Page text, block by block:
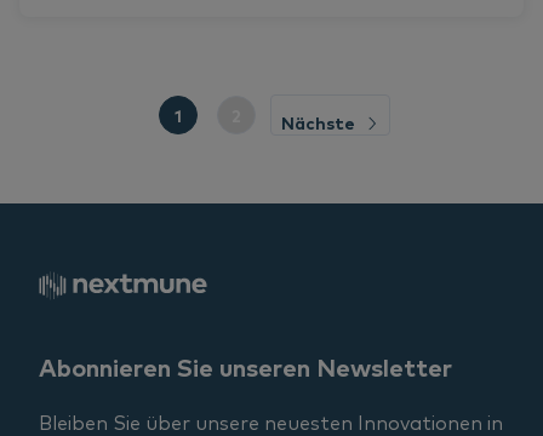
1 Nächste
Abonnieren Sie unseren Newsletter
Bleiben Sie über unsere neuesten Innovationen in